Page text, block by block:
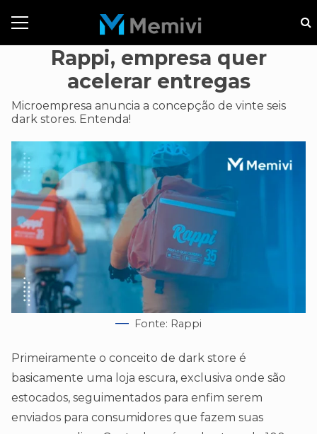
Rappi, empresa quer
acelerar entregas
Microempresa anuncia a concepção de vinte seis
dark stores. Entenda!
Fonte: Rappi
Primeiramente o conceito de dark store é
basicamente uma loja escura, exclusiva onde são
estocados, seguimentados para enfim serem
enviados para consumidores que fazem suas